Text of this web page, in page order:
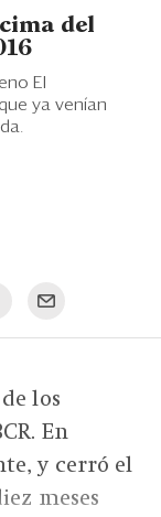
del
El
ya venían
los
En
y cerró el
meses